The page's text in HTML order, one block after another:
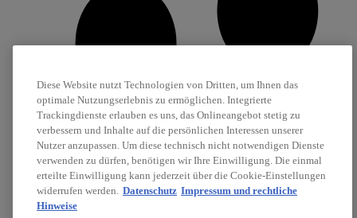
Diese Website nutzt Technologien von Dritten, um Ihnen das
optimale Nutzungserlebnis zu ermöglichen. Integrierte
Trackingdienste erlauben es uns, das Onlineangebot stetig zu
verbessern und Inhalte auf die persönlichen Interessen unserer
Nutzer anzupassen. Um diese technisch nicht notwendigen Dienste
verwenden zu dürfen, benötigen wir Ihre Einwilligung. Die einmal
erteilte Einwilligung kann jederzeit über die Cookie-Einstellungen
widerrufen werden. Datenschutz Impressum und rechtliche
Hinweise